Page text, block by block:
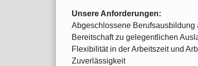
Unsere Anforderungen:
Abgeschlossene
Bereitschaft zu gelegentlichen
Flexibilität in der Arbeitszeit und
Zuverlässigkeit